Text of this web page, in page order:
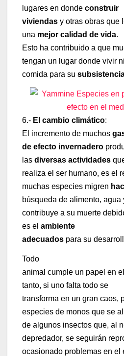
lugares en donde construir
viviendas y otras obras que
una mejor calidad de vida.
Esto ha contribuido a que
tengan un lugar donde vivir ni
comida para su
6.- El cambio climático:
El incremento de muchos
de efecto invernadero
las diversas actividades
realiza el ser humano, es el
muchas especies migren
búsqueda de alimento, agua
contribuye a su muerte
es el ambiente
adecuados para su
Todo
animal cumple un papel en
tanto, si uno falta todo se
transforma en un gran caos,
especies de monos que se
de algunos insectos que, al
depredador, se seguirán
ocasionado problemas en el